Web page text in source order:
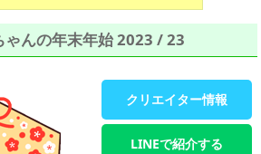
んの年末年始 2023 / 23
クリエイター情報
LINEで紹介する